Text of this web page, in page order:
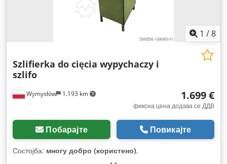
1 /8
Wymysłów 1.193 km
Szlifierka do cięcia wypychaczy i
szlifo
1.699 €
фиксна цена додава се ДДВ
Побарајте Повикајте
Состојба: многу добро (користено),